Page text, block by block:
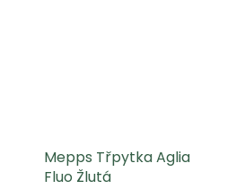
Mepps Třpytka Aglia
Fluo Žlutá